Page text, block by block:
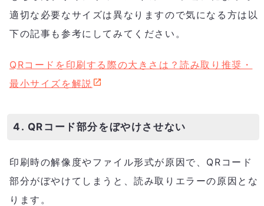
適切な必要なサイズは異なりますので気になる方は以
下の記事も参考にしてみてください。
QRコードを印刷する際の大きさは？読み取り推奨・
最小サイズを解説
4. QRコード部分をぼやけさせない
印刷時の解像度やファイル形式が原因で、QRコード
部分がぼやけてしまうと、読み取りエラーの原因とな
ります。